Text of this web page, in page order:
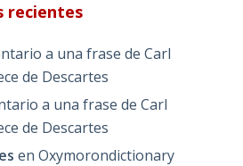
recientes
a una frase de Carl
de Descartes
a una frase de Carl
de Descartes
en Oxymorondictionary